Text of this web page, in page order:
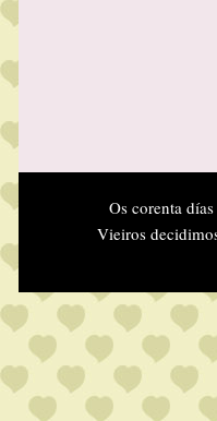
Os corenta
Vieiros